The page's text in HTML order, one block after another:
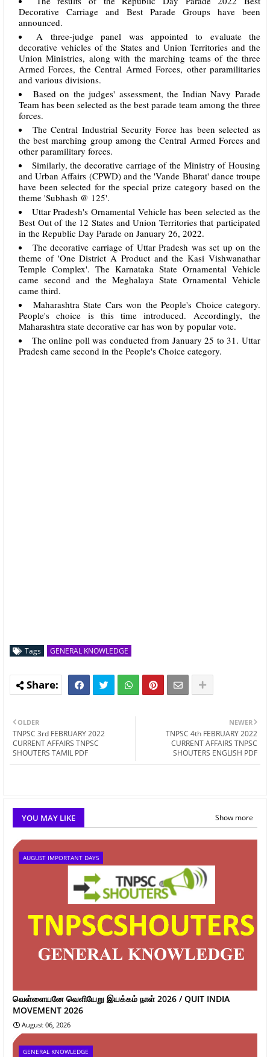
Decorative Carriage and Best Parade Groups have been
announced.
A three-judge panel was appointed to evaluate the
decorative vehicles of the States and Union Territories and the
Union Ministries, along with the marching teams of the three
Armed Forces, the Central Armed Forces, other paramilitaries
and various divisions.
Based on the judges' assessment, the Indian Navy Parade
Team has been selected as the best parade team among the three
forces.
The Central Industrial Security Force has been selected as
the best marching group among the Central Armed Forces and
other paramilitary forces.
Similarly, the decorative carriage of the Ministry of Housing
and Urban Affairs (CPWD) and the 'Vande Bharat' dance troupe
have been selected for the special prize category based on the
theme 'Subhash @ 125'.
Uttar Pradesh's Ornamental Vehicle has been selected as the
Best Out of the 12 States and Union Territories that participated
in the Republic Day Parade on January 26, 2022.
The decorative carriage of Uttar Pradesh was set up on the
theme of 'One District A Product and the Kasi Vishwanathar
Temple Complex'. The Karnataka State Ornamental Vehicle
came second and the Meghalaya State Ornamental Vehicle
came third.
Maharashtra State Cars won the People's Choice category.
People's choice is this time introduced. Accordingly, the
Maharashtra state decorative car has won by popular vote.
The online poll was conducted from January 25 to 31. Uttar
Pradesh came second in the People's Choice category.
Tags GENERAL KNOWLEDGE
NEWER
TNPSC 4th FEBRUARY 2022
CURRENT AFFAIRS TNPSC
SHOUTERS ENGLISH PDF
OLDER
TNPSC 3rd FEBRUARY 2022
CURRENT AFFAIRS TNPSC
SHOUTERS TAMIL PDF
YOU MAY LIKE Show more
AUGUST IMPORTANT DAYS
வெள்ளையனே வெளியேறு இயக்கம் நாள் 2026 / QUIT INDIA
MOVEMENT 2026
August 06, 2026
GENERAL KNOWLEDGE